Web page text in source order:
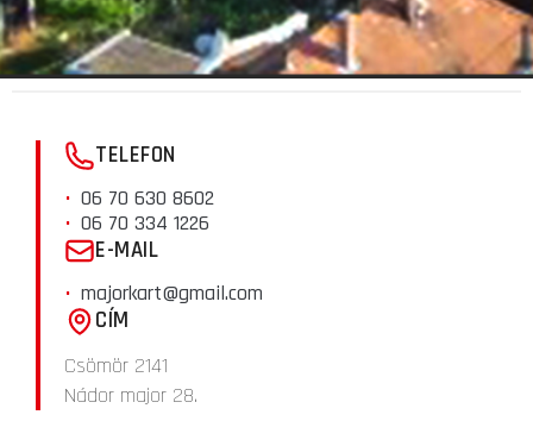
TELEFON
06 70 630 8602
06 70 334 1226
E-MAIL
majorkart@gmail.com
CÍM
Csömör 2141
Nádor major 28.